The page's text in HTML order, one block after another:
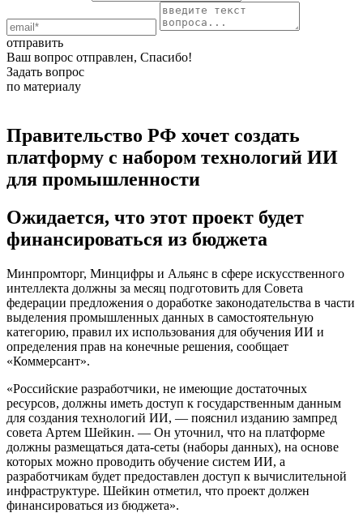
отправить
Ваш вопрос отправлен, Спасибо!
Задать вопрос
по материалу
Правительство РФ хочет создать
платформу с набором технологий ИИ
для промышленности
Ожидается, что этот проект будет
финансироваться из бюджета
Минпромторг, Минцифры и Альянс в сфере искусственного
интеллекта должны за месяц подготовить для Совета
федерации предложения о доработке законодательства в части
выделения промышленных данных в самостоятельную
категорию, правил их использования для обучения ИИ и
определения прав на конечные решения, сообщает
«Коммерсант».
«Российские разработчики, не имеющие достаточных
ресурсов, должны иметь доступ к государственным данным
для создания технологий ИИ, — пояснил изданию зампред
совета Артем Шейкин. — Он уточнил, что на платформе
должны размещаться дата-сеты (наборы данных), на основе
которых можно проводить обучение систем ИИ, а
разработчикам будет предоставлен доступ к вычислительной
инфраструктуре. Шейкин отметил, что проект должен
финансироваться из бюджета».